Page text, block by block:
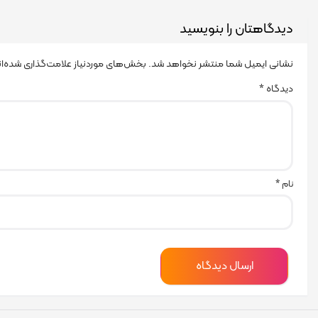
دیدگاهتان را بنویسید
نشانی ایمیل شما منتشر نخواهد شد. بخش‌های موردنیاز علامت‌گذاری
دیدگاه*
نام *